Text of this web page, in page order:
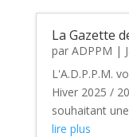
La Gazette
par ADPPM |
L'A.D.P.P.M.
Hiver 2025 /
souhaitant
lire plus